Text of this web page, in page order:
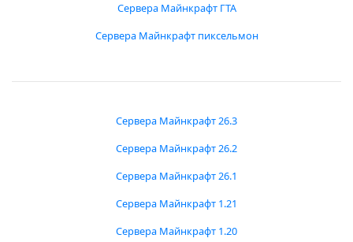
Сервера Майнкрафт ГТА
Сервера Майнкрафт пиксельмон
Сервера Майнкрафт 26.3
Сервера Майнкрафт 26.2
Сервера Майнкрафт 26.1
Сервера Майнкрафт 1.21
Сервера Майнкрафт 1.20